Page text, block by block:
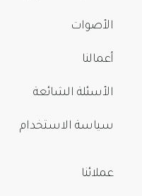
الأصوات
أعمالنا
الأسئلة الشائعة
سياسة الاستخدام
عملائنا